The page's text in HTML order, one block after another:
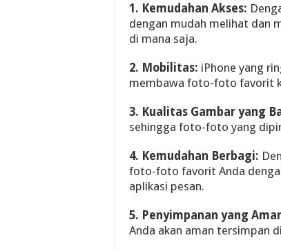
1. Kemudahan Akses:
dengan mudah melihat dan
di mana saja.
2. Mobilitas: iPhone yang
membawa foto-foto favorit
3. Kualitas Gambar yang
sehingga foto-foto yang
4. Kemudahan Berbagi:
foto-foto favorit Anda
aplikasi pesan.
5. Penyimpanan yang
Anda akan aman tersimpan